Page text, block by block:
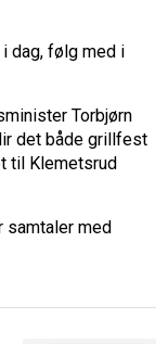
dag, følg med i
Torbjørn
det både grillfest
til Klemetsrud
samtaler med